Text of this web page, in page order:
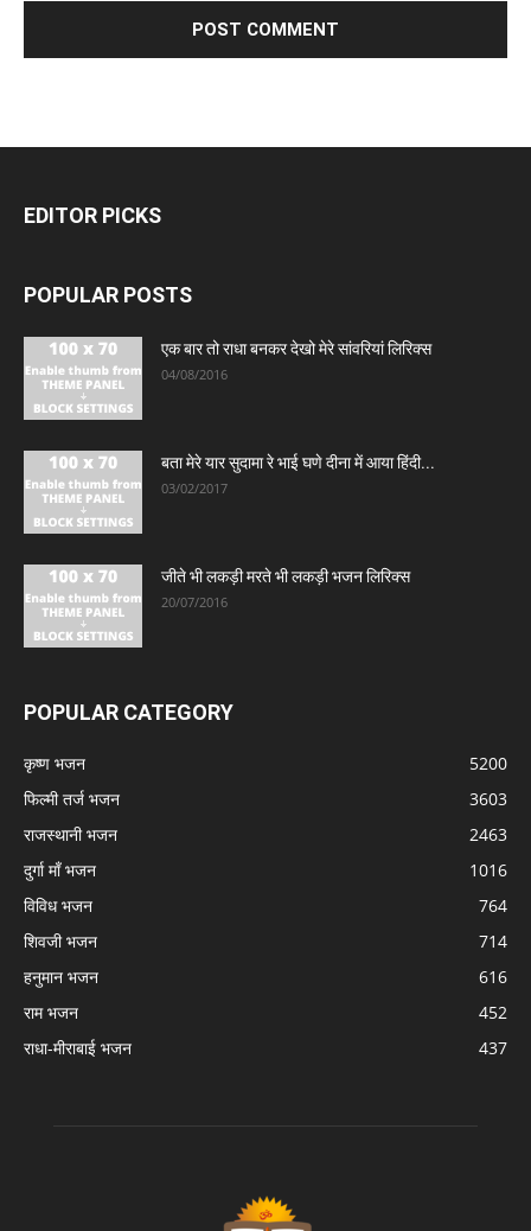
EDITOR PICKS
POPULAR POSTS
एक बार तो राधा बनकर देखो मेरे सांवरियां लिरिक्स
04/08/2016
बता मेरे यार सुदामा रे भाई घणे दीना में आया हिंदी...
03/02/2017
जीते भी लकड़ी मरते भी लकड़ी भजन लिरिक्स
20/07/2016
POPULAR CATEGORY
कृष्ण भजन
5200
फिल्मी तर्ज भजन
3603
राजस्थानी भजन
2463
दुर्गा माँ भजन
1016
विविध भजन
764
शिवजी भजन
714
हनुमान भजन
616
राम भजन
452
राधा-मीराबाई भजन
437